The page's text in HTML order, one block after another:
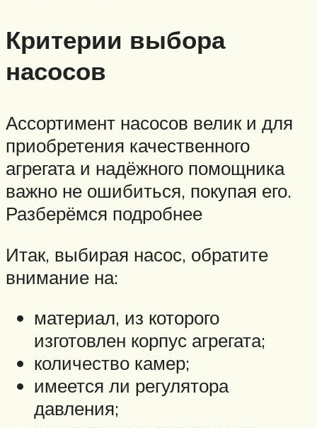
Критерии выбора
насосов
Ассортимент насосов велик и для
приобретения качественного
агрегата и надёжного помощника
важно не ошибиться, покупая его.
Разберёмся подробнее
Итак, выбирая насос, обратите
внимание на:
материал, из которого
изготовлен корпус агрегата;
количество камер;
имеется ли регулятора
давления;